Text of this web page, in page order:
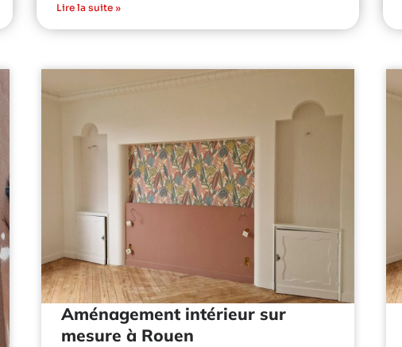
Lire la suite »
Aménagement intérieur sur
mesure à Rouen